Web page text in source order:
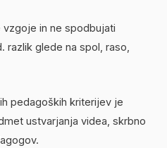
vzgoje in ne spodbujati
razlik glede na spol, raso,
pedagoških kriterijev je
ustvarjanja videa, skrbno